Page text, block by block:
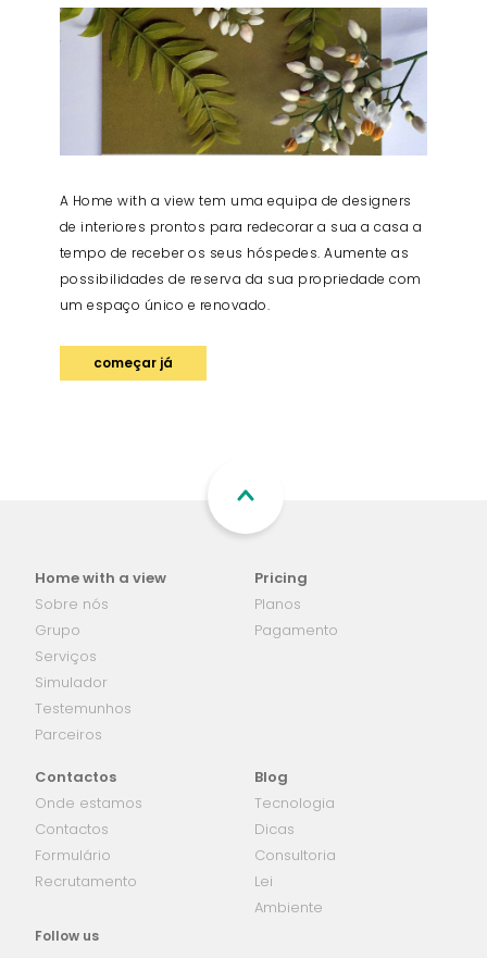
A Home with a view tem uma equipa de designers
de interiores prontos para redecorar a sua a casa a
tempo de receber os seus hóspedes. Aumente as
possibilidades de reserva da sua propriedade com
um espaço único e renovado.
começar já
Home with a view
Sobre nós
Grupo
Serviços
Simulador
Testemunhos
Parceiros
Pricing
Planos
Pagamento
Contactos
Onde estamos
Contactos
Formulário
Recrutamento
Blog
Tecnologia
Dicas
Consultoria
Lei
Ambiente
Follow us